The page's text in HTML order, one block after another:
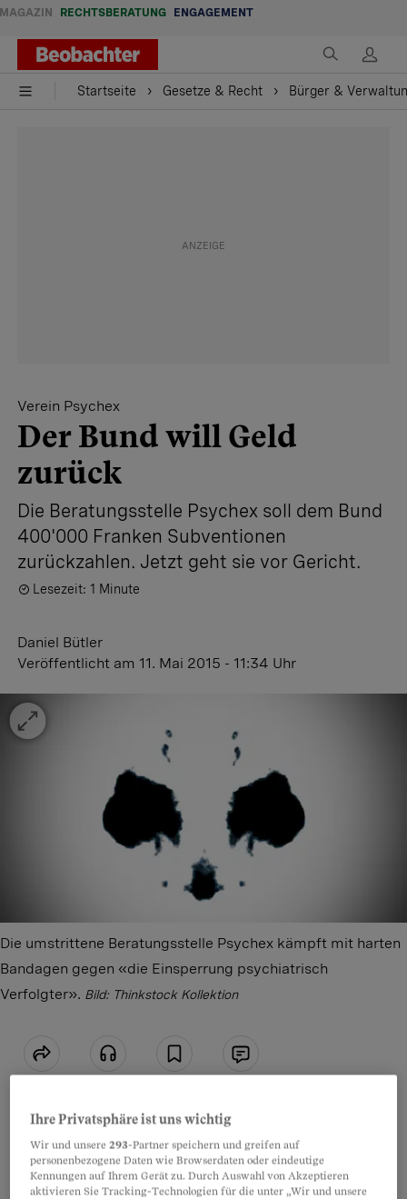
MAGAZIN RECHTSBERATUNG ENGAGEMENT
Startseite Gesetze & Recht Bürger &
Verein Psychex
Der Bund will Geld
zurück
Die Beratungsstelle Psychex soll dem Bund
400'000 Franken Subventionen
zurückzahlen. Jetzt geht sie vor Gericht.
Lesezeit: 1 Minute
Daniel Bütler
Veröffentlicht am 11. Mai 2015 - 11:34 Uhr
Die umstrittene Beratungsstelle Psychex kämpft mit harten
Bandagen gegen «die Einsperrung psychiatrisch
Verfolgter». Bild: Thinkstock Kollektion
Psychex tritt unzimperlich auf. Unter dem
Slogan «Raus aus dem Irrenhaus» leistet der
Verein Zwangspsychiatrisierten
Ihre Privatsphäre ist uns wichtig
Wir und unsere293-Partner speichern und greifen auf
personenbezogene Daten wie Browserdaten oder eindeutige
Kennungen auf Ihrem Gerät zu. Durch Auswahl von Akzeptieren
aktivieren Sie Tracking-Technologien für die unter „Wir und unsere